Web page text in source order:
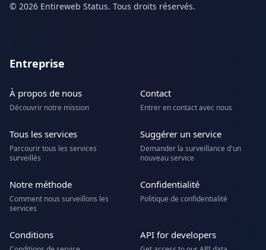
© 2026 Entireweb Status. Tous droits réservés.
Entreprise
À propos de nous
Découvrir notre mission
Contact
Entrer en contact avec nous
Tous les services
Parcourir tous les services
surveillés
Suggérer un service
Demander la surveillance d'un
nouveau service
Notre méthode
Comment nous surveillons les
services
Confidentialité
Politique de confidentialité
Conditions API for developers